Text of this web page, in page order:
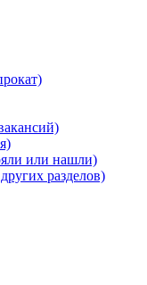
или нашли)
разделов)